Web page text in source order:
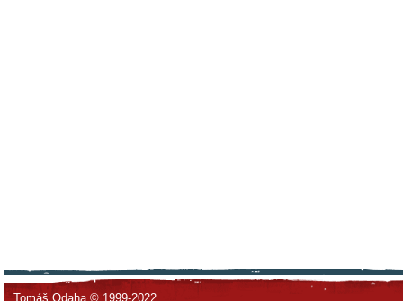
Tomáš Odaha © 1999-2022